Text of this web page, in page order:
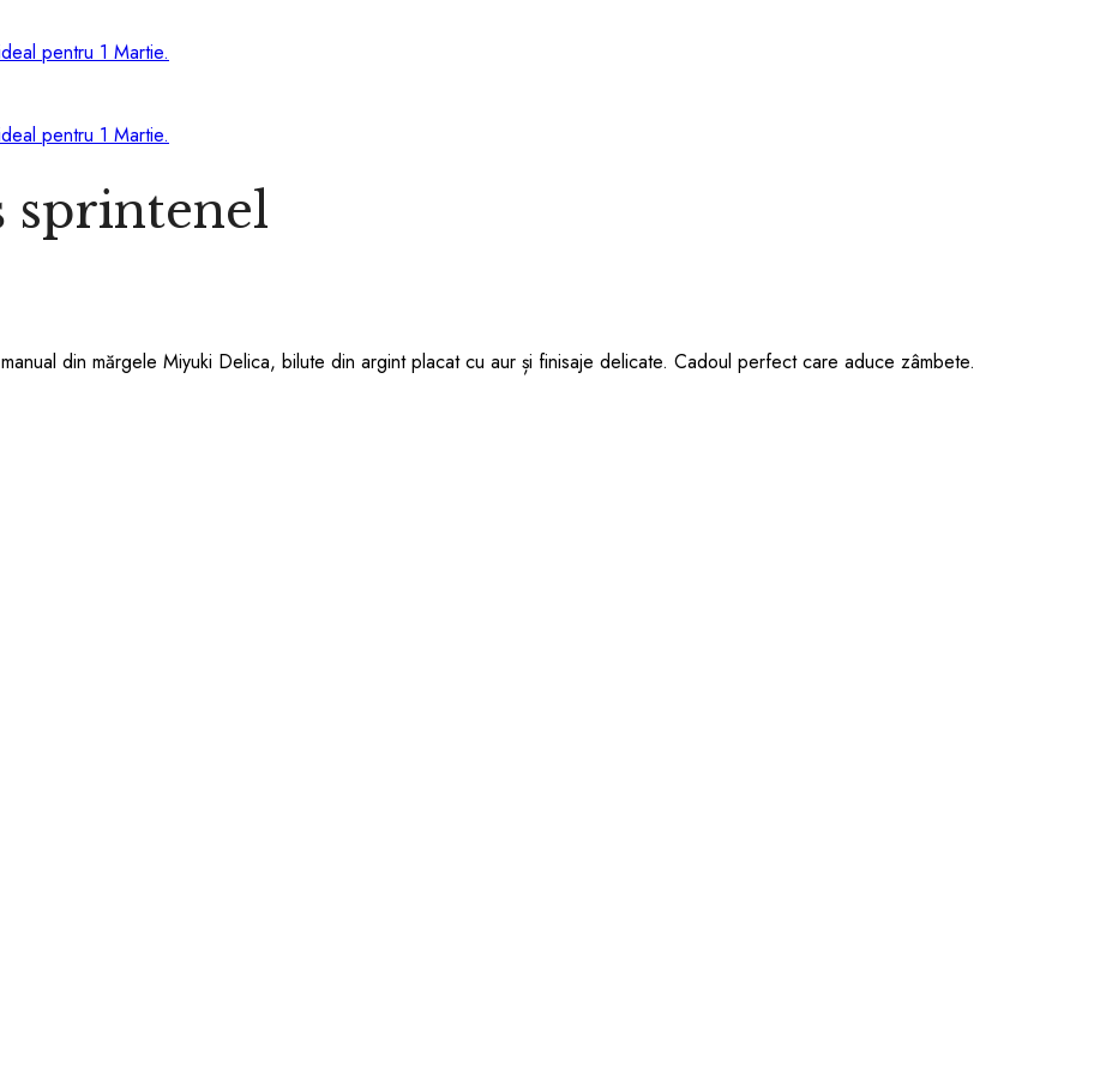
sprintenel
din mărgele Miyuki Delica, bilute din argint placat cu aur și finisaje delicate. Cadoul perfect care aduce zâmbete.